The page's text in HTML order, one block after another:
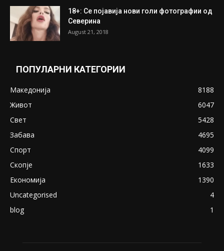
18+: Се појавија нови голи фотографии од
Северина
August 21, 2018
ПОПУЛАРНИ КАТЕГОРИИ
Македонија
8188
Живот
6047
Свет
5428
Забава
4695
Спорт
4099
Скопје
1633
Економија
1390
Uncategorised
4
blog
1